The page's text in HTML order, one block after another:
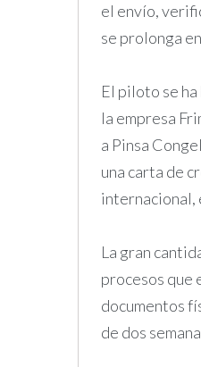
el envío,
se prolonga
El piloto se
la empresa
a Pinsa
una carta de
internacional,
La gran
procesos que
documentos
de dos